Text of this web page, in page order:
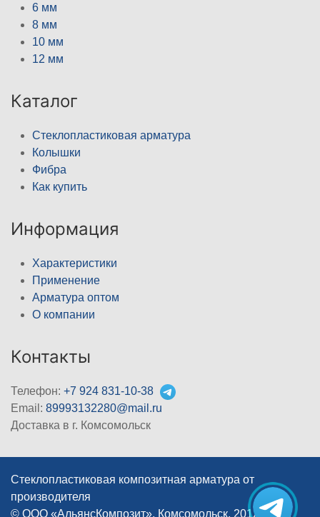
6 мм
8 мм
10 мм
12 мм
Каталог
Стеклопластиковая арматура
Колышки
Фибра
Как купить
Информация
Характеристики
Применение
Арматура оптом
О компании
Контакты
Телефон: +7 924 831-10-38
Email: 89993132280@mail.ru
Доставка в г. Комсомольск
Стеклопластиковая композитная арматура от
производителя
© ООО «АльянсКомпозит», Комсомольск, 2012–2026